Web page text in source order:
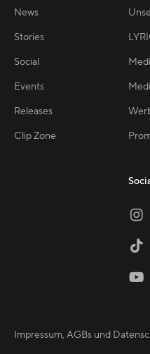
News
Stories
Social
Events
Releases
Clip Zone



Impressum, AGBs und